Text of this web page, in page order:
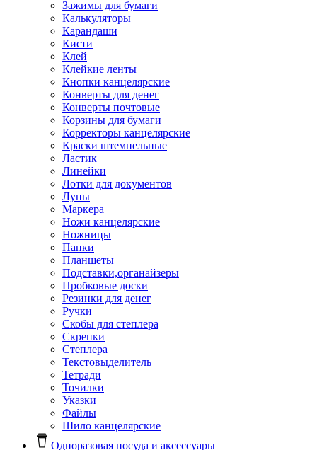
Зажимы для бумаги
Калькуляторы
Карандаши
Кисти
Клей
Клейкие ленты
Кнопки канцелярские
Конверты для денег
Конверты почтовые
Корзины для бумаги
Корректоры канцелярские
Краски штемпельные
Ластик
Линейки
Лотки для документов
Лупы
Маркера
Ножи канцелярские
Ножницы
Папки
Планшеты
Подставки,органайзеры
Пробковые доски
Резинки для денег
Ручки
Скобы для степлера
Скрепки
Степлера
Текстовыделитель
Тетради
Точилки
Указки
Файлы
Шило канцелярские
Одноразовая посуда и аксессуары